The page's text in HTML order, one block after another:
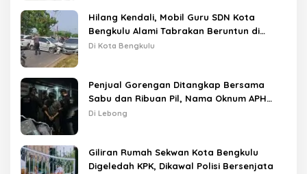
Hilang Kendali, Mobil Guru SDN Kota
Bengkulu Alami Tabrakan Beruntun di
Lampu Merah
Di Kota Bengkulu
Penjual Gorengan Ditangkap Bersama
Sabu dan Ribuan Pil, Nama Oknum APH
Disebut Saat Interogasi
Di Lebong
Giliran Rumah Sekwan Kota Bengkulu
Digeledah KPK, Dikawal Polisi Bersenjata